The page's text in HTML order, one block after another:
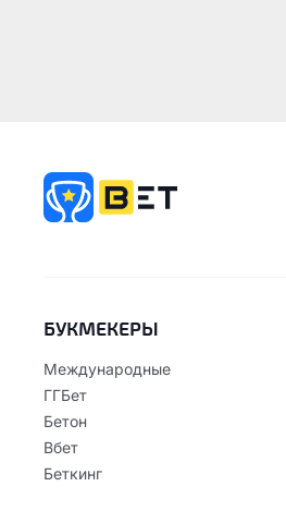
БУКМЕКЕРЫ
Международные
ГГБет
Бетон
Вбет
Беткинг